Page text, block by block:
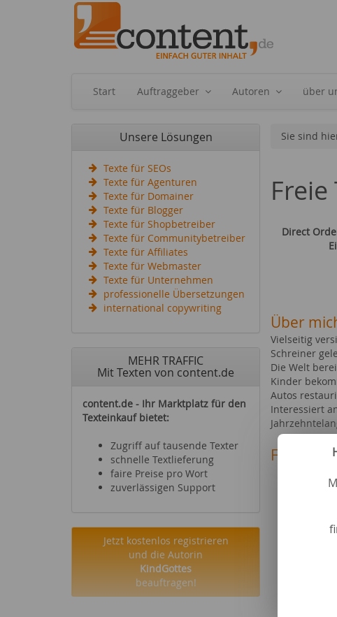
Start Auftraggeber Autoren über
Unsere Lösungen
Texte für SEOs
Texte für Agenturen
Texte für Domainer
Texte für Blogger
Texte für Shopbetreiber
Texte für Communitybetreiber
Texte für Affiliates
Texte für Webmaster
Texte für Unternehmen
professionelle Übersetzungen
international copywriting
MEHR TRAFFIC
Mit Texten von content.de
content.de - Ihr Marktplatz für den
Texteinkauf bietet:
Zugriff auf tausende Texter
schnelle Textlieferung
faire Preise pro Wort
zuverlässigen Support
Jetzt kostenlos registrieren
und die Autorin
KindGottes
beauftragen!
Sie sind
Direct
Über
Vielseitig
Schreiner
Die Welt
Kinder
Autos
Interessiert
Spielzeug
Bauen &
Haus &